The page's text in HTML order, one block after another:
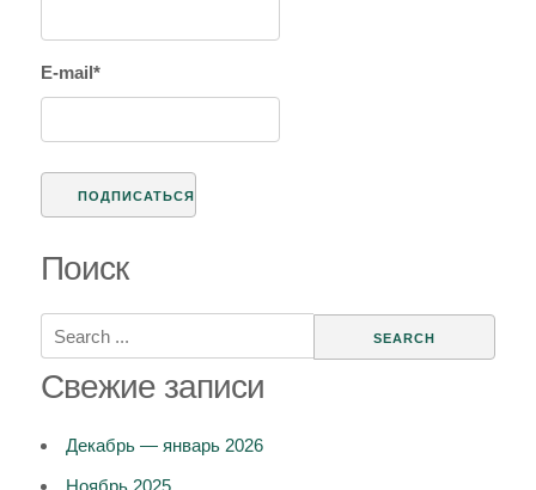
E-mail*
Поиск
Search
for:
Свежие записи
Декабрь — январь 2026
Ноябрь 2025